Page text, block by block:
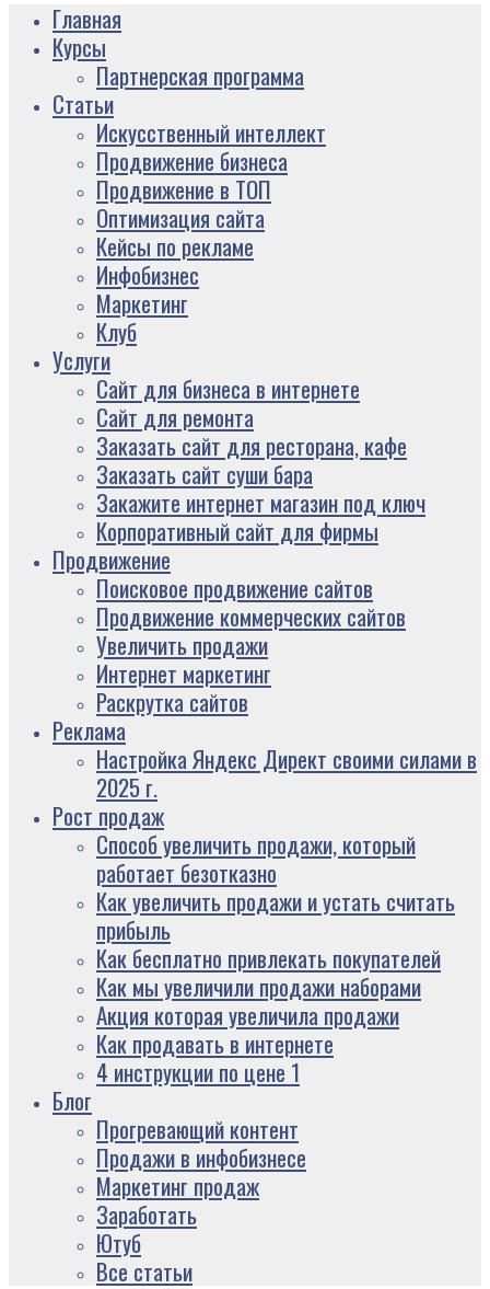
Главная
Курсы
Партнерская программа
Статьи
Искусственный интеллект
Продвижение бизнеса
Продвижение в ТОП
Оптимизация сайта
Кейсы по рекламе
Инфобизнес
Маркетинг
Клуб
Услуги
Сайт для бизнеса в интернете
Сайт для ремонта
Заказать сайт для ресторана, кафе
Заказать сайт суши бара
Закажите интернет магазин под ключ
Корпоративный сайт для фирмы
Продвижение
Поисковое продвижение сайтов
Продвижение коммерческих сайтов
Увеличить продажи
Интернет маркетинг
Раскрутка сайтов
Реклама
Настройка Яндекс Директ своими силами в
2025 г.
Рост продаж
Способ увеличить продажи, который
работает безотказно
Как увеличить продажи и устать считать
прибыль
Как бесплатно привлекать покупателей
Как мы увеличили продажи наборами
Акция которая увеличила продажи
Как продавать в интернете
4 инструкции по цене 1
Блог
Прогревающий контент
Продажи в инфобизнесе
Маркетинг продаж
Заработать
Ютуб
Все статьи